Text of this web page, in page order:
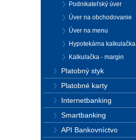
Podnikateľský úver
Úver na obchodovanie
Úver na menu
Hypotekárna kalkulačka
Kalkulačka - margin
Platobný styk
Platobné karty
Internetbanking
Smartbanking
API Bankovníctvo